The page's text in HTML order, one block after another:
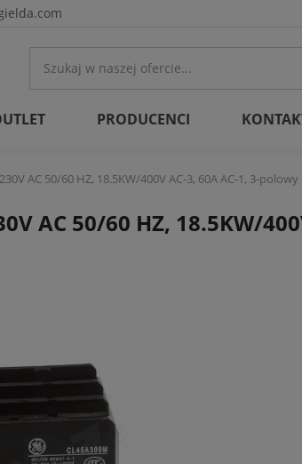
PRODUCENCI
AC 50/60 HZ, 18.5KW/400V AC-3, 60A AC-1, 3-polowy
AC 50/60 HZ, 18.5KW/